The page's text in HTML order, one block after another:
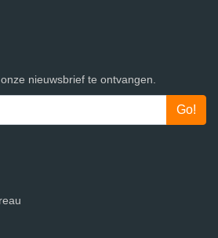
nieuwsbrief te ontvangen.